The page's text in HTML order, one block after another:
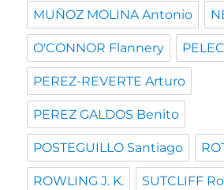
MUÑOZ MOLINA Antonio
O'CONNOR Flannery
PEREZ-REVERTE Arturo
PEREZ GALDOS Benito
POSTEGUILLO Santiago
ROWLING J. K. SUTCLIFF